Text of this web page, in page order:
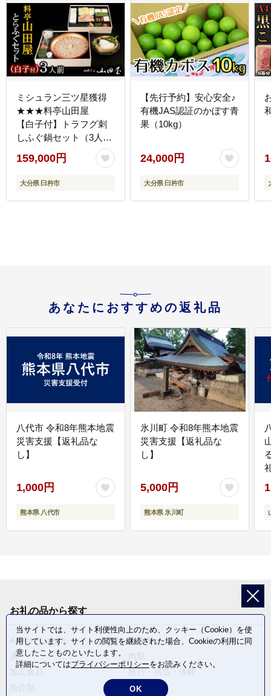
ミシュラン三ツ星獲得
★★★料亭山田屋
【白子付】トラフグ刺
しふぐ鍋セット（3人
前）［冷蔵］
159,000円
大分県 臼杵市
【先行予約】安心安全♪
有機JAS認証のかぼす青
果（10kg）
24,000円
大分県 臼杵市
あなたにおすすめの返礼品
八代市 令和8年熊本地震
災害支援【返礼品な
し】
1,000円
熊本県 八代市
氷川町 令和8年熊本地震
災害支援【返礼品な
し】
5,000円
熊本県 氷川町
お礼の品から探す
ANAオリジナル
定期便
酒
旅行・宿泊・体験
麺類
当サイトでは、サイト利便性向上のため、クッキー（Cookie）を使
用しています。サイトの閲覧を継続された場合、Cookieの利用に同
意したことものといたします。
詳細についてはプライバシーポリシーをお読みください。
OK